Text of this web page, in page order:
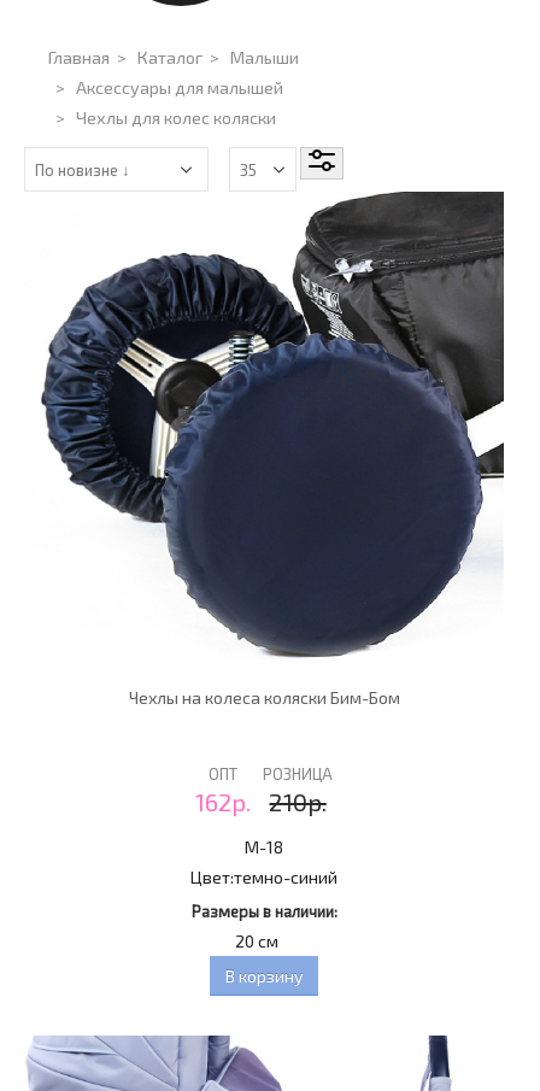
Главная > Каталог > Малыши
> Аксессуары для малышей
> Чехлы для колес коляски
Чехлы на колеса коляски Бим-Бом
ОПТ
162р.
РОЗНИЦА
210р.
M-18
Цвет:темно-синий
Размеры в наличии:
20 см
В корзину